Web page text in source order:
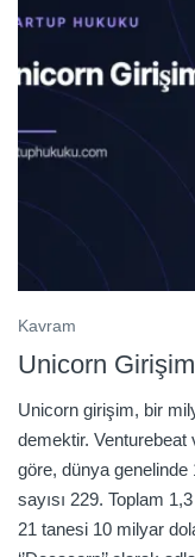
Kavram
Unicorn
Unicorn girişim, bir
demektir. Venturebeat
göre, dünya
sayısı 229. Toplam
21 tanesi 10 milyar